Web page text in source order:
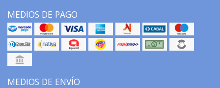
MEDIOS DE PAGO
MEDIOS DE ENVÍO